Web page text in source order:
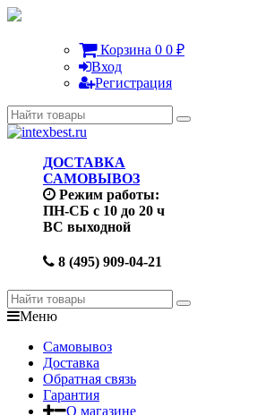
Корзина 0 0 ₽
Вход
Регистрация
ДОСТАВКА
САМОВЫВОЗ
Режим работы:
ПН-СБ с 10 до 20 ч
ВС выходной
8 (495) 909-04-21
Меню
Самовывоз
Доставка
Обратная связь
Гарантия
О магазине